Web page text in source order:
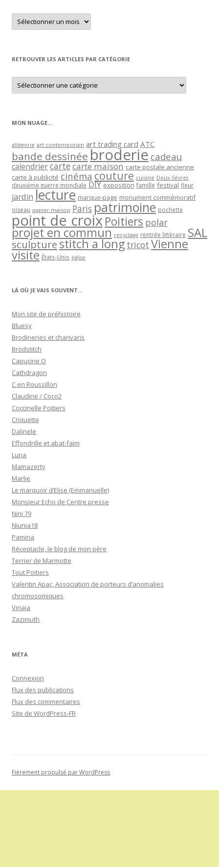
Retrouver
un
article
RETROUVER LES ARTICLES PAR CATÉGORIE
Retrouver
les
articles
MON NUAGE…
allégorie art contemporain art trading card ATC
bande dessinée broderie cadeau
calendriercartecarte maison carte postale ancienne
carte à publicité cinéma couture cuisine Deux-Sèvres
deuxième guerre mondiale DIY exposition famille festival fleur
jardin lecture marque-page monument commémoratif
oiseau papier maison Paris patrimoine pochette
point de croixPoitiers polar
projet en commun recyclage rentrée littéraire SAL
sculpturestitch a long tricot Vienne
visite États-Unis église
LÀ OÙ JE VAIS SOUVENT…
Mon site de préhistoire
Bluesy
Brodineries et charivaris
Brodstitch
Capucine O
Cathdragon
C en Roussillon
Claudine / Coco2
Coccinelle Poitiers
Criquette
Dalinele
Effondrille et abat-faim
Luna
Mamazerty
Marlie
Le marquoir d’Elise (Emmanuelle)
Monsieur Echo de Centre presse
Nini 79
Niunia18
Pamina
Réceptacle, le blog de mon père
Terrier de Marmotte
Tout Poitiers
Valentin Apac, Association de porteurs d’anomalies
chromosomiques
Virjaja
Zazimuth
MÉTA
Connexion
Flux des publications
Flux des commentaires
Site de WordPress-FR
Fièrement propulsé par WordPress